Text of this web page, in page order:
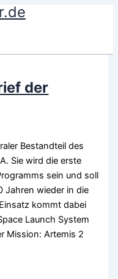
der
Bestandteil des
Sie wird die erste
sein und soll
Jahren wieder in die
kommt dabei
Launch System
Mission: Artemis 2